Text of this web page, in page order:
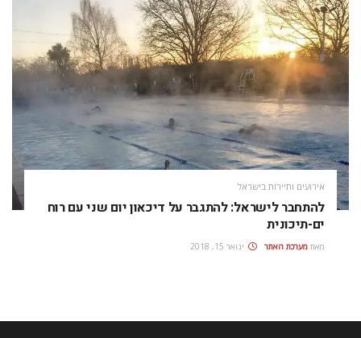
אירועים ותיירות בישראל
להתחבר לישראל: להתגבר על דיכאון יום שני עם רוח
ים-תיכונית
מאת מערכת האתר ינואר 15, 2018